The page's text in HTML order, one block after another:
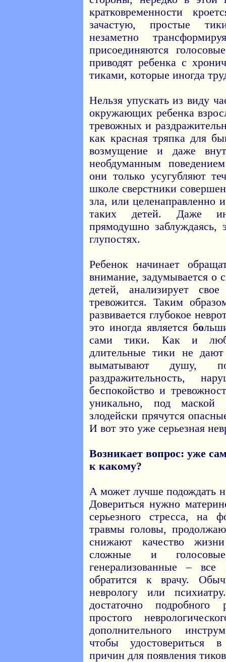
кратковременности
зачастую, простые
незаметно
присоединяются
приводят ребенка с
тиками, которые иногда
Нельзя упускать из виду
окружающих ребенка
тревожных и
как красная тряпка для
возмущение и даже
необдуманным
они только усугубляют
школе сверстники
зла, или целенаправленно
таких детей. Даже
прямодушно заблуждаясь,
глупостях.
Ребенок начинает
внимание, задумывается о
детей, анализирует
тревожится. Таким
развивается глубокое
это иногда является бо
сами тики. Как и
длительные тики не
выматывают душу,
раздражительность,
беспокойство и
уникально, под маской
злодейски прячутся
И вот это уже серьезная
Возникает вопрос: уже
к какому?
А может лучше подождать
Довериться нужно
серьезного стресса, на
травмы головы,
снижают качество
сложные и
генерализованные – все
обратится к врачу.
неврологу или
достаточно подробного
простого
дополнительного
чтобы удостовериться в
причин для появления